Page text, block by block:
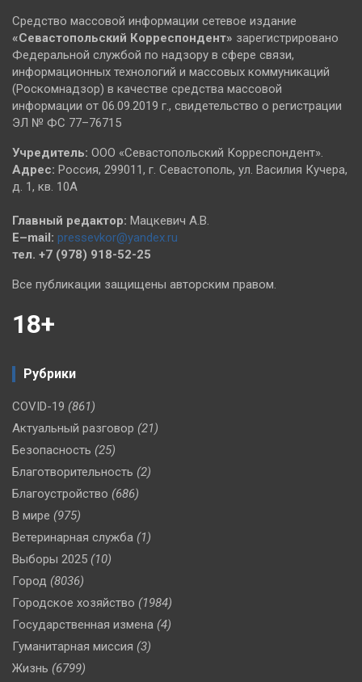
Средство массовой информации сетевое издание
«Севастопольский Корреспондент» зарегистрировано
Федеральной службой по надзору в сфере связи,
информационных технологий и массовых коммуникаций
(Роскомнадзор) в качестве средства массовой
информации от 06.09.2019 г., свидетельство о регистрации
ЭЛ № ФС 77–76715
Учредитель: ООО «Севастопольский Корреспондент».
Адрес: Россия, 299011, г. Севастополь, ул. Василия Кучера,
д. 1, кв. 10А
Главный редактор: Мацкевич А.В.
E–mail: pressevkor@yandex.ru
тел. +7 (978) 918-52-25
Все публикации защищены авторским правом.
18+
Рубрики
COVID-19 (861)
Актуальный разговор (21)
Безопасность (25)
Благотворительность (2)
Благоустройство (686)
В мире (975)
Ветеринарная служба (1)
Выборы 2025 (10)
Город (8036)
Городское хозяйство (1984)
Государственная измена (4)
Гуманитарная миссия (3)
Жизнь (6799)